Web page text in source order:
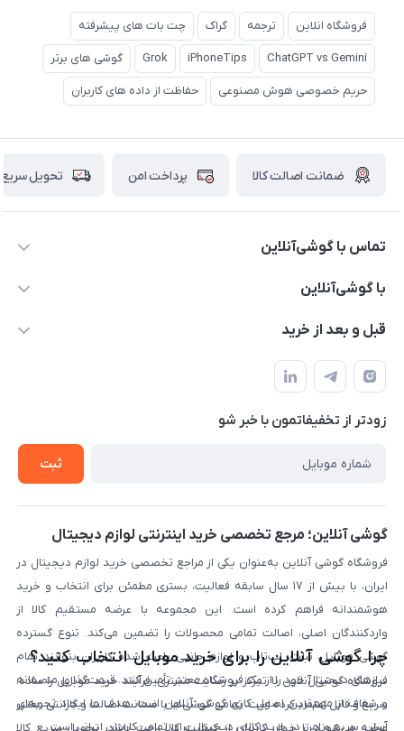
فروشگاه انلاین ترجمه گراک چت بات های پیشرفته
ChatGPT vs Gemini
iPhoneTips
Grok گوشی های برتر
حریم خصوصی هوش مصنوعی حفاظت از داده های کاربران
ضمانت اصالت کالا پرداخت امن تحویل سریع
تماس با گوشی‌آنلاین
۰۲۱91001221
با گوشی‌آنلاین
درباره ما
حساب کاربری
حریم خصوصی
بلاگ
قبل و بعد از خرید
نحوه خرید از گوشی آنلاین
شرایط ضمانت هفت روزه
روش ارسال کالا در گوشی آنلاین
روش بازگردانی کالا
زودتر از تخفیفاتمون با خبر شو
ثبت
گوشی آنلاین؛ مرجع تخصصی خرید اینترنتی لوازم دیجیتال
فروشگاه گوشی آنلاین به‌عنوان یکی از مراجع تخصصی خرید لوازم دیجیتال در
ایران، با بیش از ۱۷ سال سابقه فعالیت، بستری مطمئن برای انتخاب و خرید
هوشمندانه فراهم کرده است. این مجموعه با عرضه مستقیم کالا از
واردکنندگان اصلی، اصالت تمامی محصولات را تضمین می‌کند. تنوع گسترده
گوشی موبایل، تبلت، لپ‌تاپ و لوازم جانبی باعث شده کاربران بتوانند تمام
نیازهای دیجیتال خود را از یک فروشگاه معتبر تأمین کنند. قیمت‌گذاری منصفانه
و شفاف از مهم‌ترین اصول کاری گوشی آنلاین است. هدف ما ایجاد تجربه‌ای
آسان، سریع و امن در خرید کالای دیجیتال برای تمامی کاربران ایرانی است.
چرا گوشی آنلاین را برای خرید موبایل انتخاب کنید؟
فروشگاه گوشی آنلاین با تمرکز بر رضایت مشتری، فرآیند خرید موبایل را ساده،
سریع و قابل اعتماد کرده است. تمامی گوشی‌ها با ضمانت اصالت و گارانتی معتبر
عرضه می‌شوند تا خیال کاربران از کیفیت کالا راحت باشد. تحویل سریع کالا